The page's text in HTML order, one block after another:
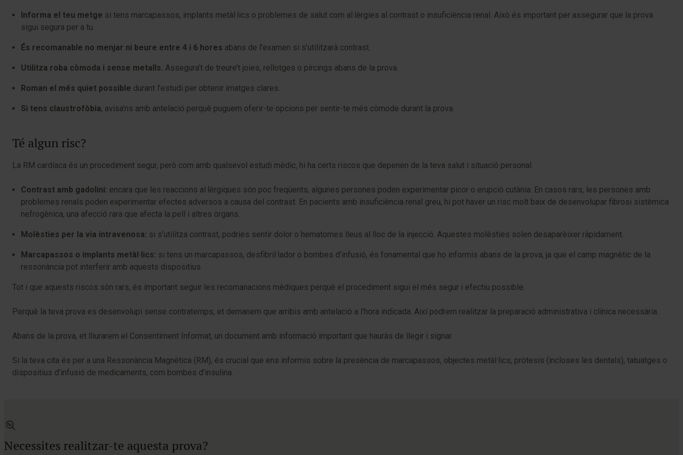
Informa el teu metge si tens marcapassos, implants metàl·lics o problemes de salut com al·lèrgies al contrast o insuficiència renal. Això és important per assegurar que la prova
sigui segura per a tu.
És recomanable no menjar ni beure entre 4 i 6 hores abans de l’examen si s’utilitzarà contrast.
Utilitza roba còmoda i sense metalls. Assegura’t de treure’t joies, rellotges o pírcings abans de la prova.
Roman el més quiet possible durant l’estudi per obtenir imatges clares.
Si tens claustrofòbia, avisa’ns amb antelació perquè puguem oferir-te opcions per sentir-te més còmode durant la prova.
Té algun risc?
La RM cardíaca és un procediment segur, però com amb qualsevol estudi mèdic, hi ha certs riscos que depenen de la teva salut i situació personal.
Contrast amb gadolini: encara que les reaccions al·lèrgiques són poc freqüents, algunes persones poden experimentar picor o erupció cutània. En casos rars, les persones amb
problemes renals poden experimentar efectes adversos a causa del contrast. En pacients amb insuficiència renal greu, hi pot haver un risc molt baix de desenvolupar fibrosi sistèmica
nefrogènica, una afecció rara que afecta la pell i altres òrgans.
Molèsties per la via intravenosa: si s’utilitza contrast, podries sentir dolor o hematomes lleus al lloc de la injecció. Aquestes molèsties solen desaparèixer ràpidament.
Marcapassos o implants metàl·lics: si tens un marcapassos, desfibril·lador o bombes d’infusió, és fonamental que ho informis abans de la prova, ja que el camp magnètic de la
ressonància pot interferir amb aquests dispositius.
Tot i que aquests riscos són rars, és important seguir les recomanacions mèdiques perquè el procediment sigui el més segur i efectiu possible.
Perquè la teva prova es desenvolupi sense contratemps, et demanem que arribis amb antelació a l’hora indicada. Així podrem realitzar la preparació administrativa i clínica necessària.
Abans de la prova, et lliurarem el Consentiment Informat, un document amb informació important que hauràs de llegir i signar.
Si la teva cita és per a una Ressonància Magnètica (RM), és crucial que ens informis sobre la presència de marcapassos, objectes metàl·lics, pròtesis (incloses les dentals), tatuatges o
dispositius d’infusió de medicaments, com bombes d’insulina.
Necessites realitzar-te aquesta prova?